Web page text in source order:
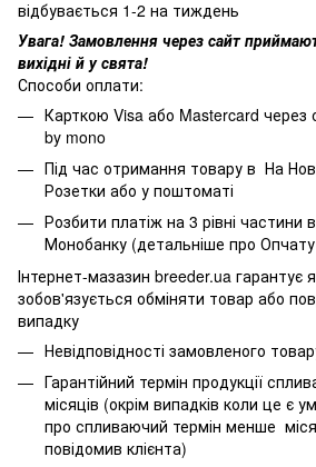
відбувається 1-2 на тиждень
Увага! Замовлення через сайт
вихідні й у свята!
Способи оплати:
Карткою Visa або Mastercard через
by mono
Під час отримання товару в На
Розетки або у поштоматі
Розбити платіж на 3 рівні частини
Монобанку (детальніше про
Інтернет-мазазин breeder.ua гарантує
зобов'язується обміняти товар або
випадку
Невідповідності замовленого
Гарантійний термін продукції
місяців (окрім випадків коли це є
про спливаючий термін менше
повідомив клієнта)